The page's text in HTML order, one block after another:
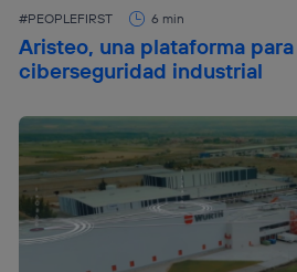
Aristeo, una plataforma
ciberseguridad industrial
#PEOPLEFIRST 6 min